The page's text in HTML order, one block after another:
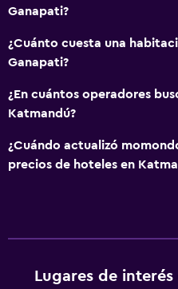
Ganapati?
¿Cuánto cuesta una
Ganapati?
¿En cuántos operadores
Katmandú?
¿Cuándo actualizó
precios de hoteles en
Lugares de